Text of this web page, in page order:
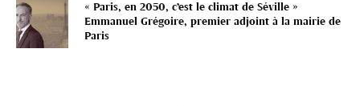
« Paris, en 2050, c’est le climat de Séville »
Emmanuel Grégoire, premier adjoint à la mairie de
Paris